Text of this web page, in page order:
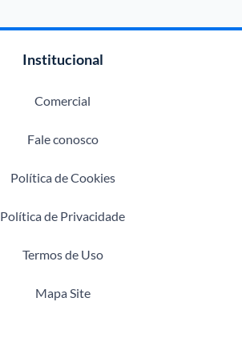
Institucional
Comercial
Fale conosco
Política de Cookies
Política de Privacidade
Termos de Uso
Mapa Site